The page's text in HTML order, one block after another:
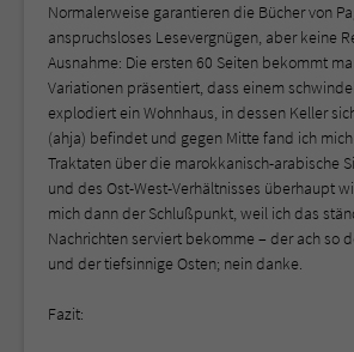
Normalerweise garantieren die Bücher von
anspruchsloses Lesevergnügen, aber keine
Ausnahme: Die ersten 60 Seiten bekommt
Variationen präsentiert, dass einem
explodiert ein Wohnhaus, in dessen Keller
(ahja) befindet und gegen Mitte fand ich
Traktaten über die marokkanisch-arabische
und des Ost-West-Verhältnisses überhaupt
mich dann der Schlußpunkt, weil ich das
Nachrichten serviert bekomme – der ach so
und der tiefsinnige Osten; nein danke.
Fazit: